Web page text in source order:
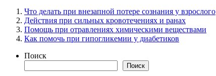
Что делать при внезапной потере сознания у взрослого
Действия при сильных кровотечениях и ранах
Помощь при отравлениях химическими веществами
Как помочь при гипогликемии у диабетиков
Поиск
Поиск